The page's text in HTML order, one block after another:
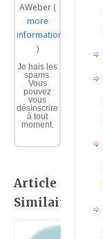
AWeber (
more
information
)
Je hais les
spams.
Vous
pouvez
vous
désinscrire
à tout
moment.
Article
Similaire: